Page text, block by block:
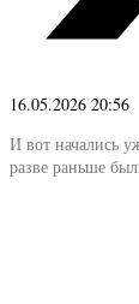
16.05.2026 20:56
И вот
разве раньше